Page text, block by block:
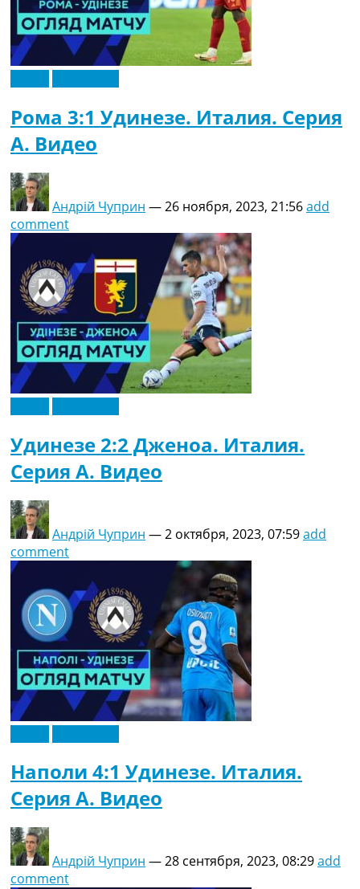
Рома 3:1 Удинезе. Италия. Серия
A. Видео
Андрій Чуприн —26 ноября, 2023, 21:56add
comment
Удинезе 2:2 Дженоа. Италия.
Серия A. Видео
Андрій Чуприн —2 октября, 2023, 07:59add
comment
Наполи 4:1 Удинезе. Италия.
Серия A. Видео
Андрій Чуприн —28 сентября, 2023, 08:29add
comment